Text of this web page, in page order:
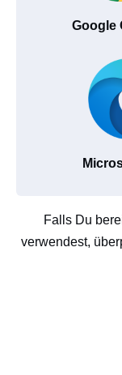
Google
Falls Du
verwendest,